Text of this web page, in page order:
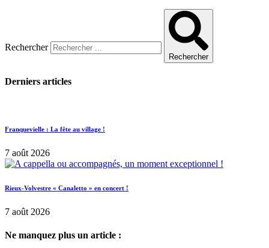
Rechercher
Rechercher
Derniers articles
Franquevielle : La fête au village !
7 août 2026
Rieux-Volvestre « Canaletto » en concert !
7 août 2026
Ne manquez plus un article :